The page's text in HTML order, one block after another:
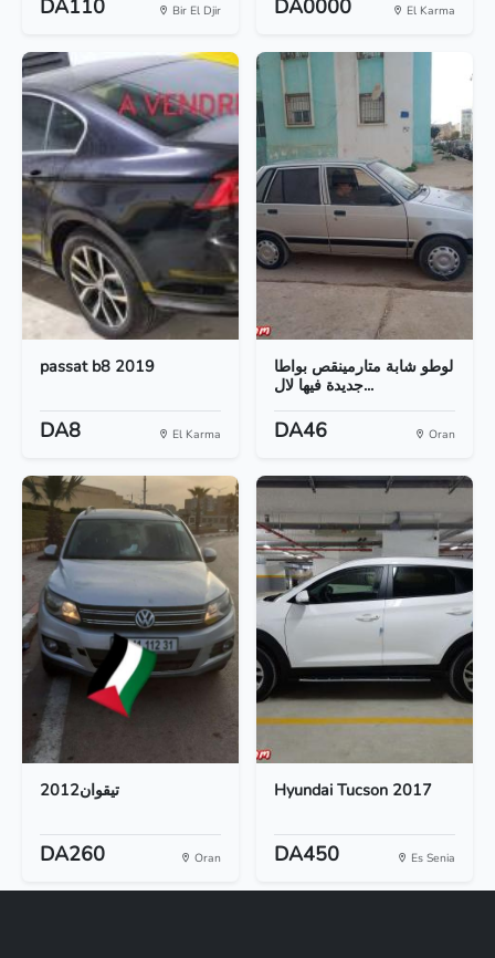
DA110 Bir El Djir DA0000 El Karma
passat b8 2019
DA8 El Karma
لوطو شابة متارمينقص بواطا
جديدة فيها لال...
DA46 Oran
تيقوان2012
DA260 Oran
Hyundai Tucson 2017
DA450 Es Senia